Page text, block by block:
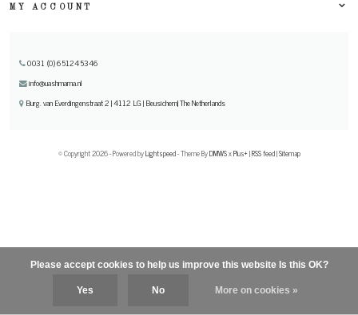
MY ACCOUNT
0031 (0) 651245346
info@uashmama.nl
Burg. van Everdingenstraat 2 | 4112 LG | Beusichem| The Netherlands
© Copyright 2026 - Powered byLightspeed- Theme ByDMWSxPlus+|RSS feed|Sitemap
Please accept cookies to help us improve this website Is this OK?
Yes No More on cookies »